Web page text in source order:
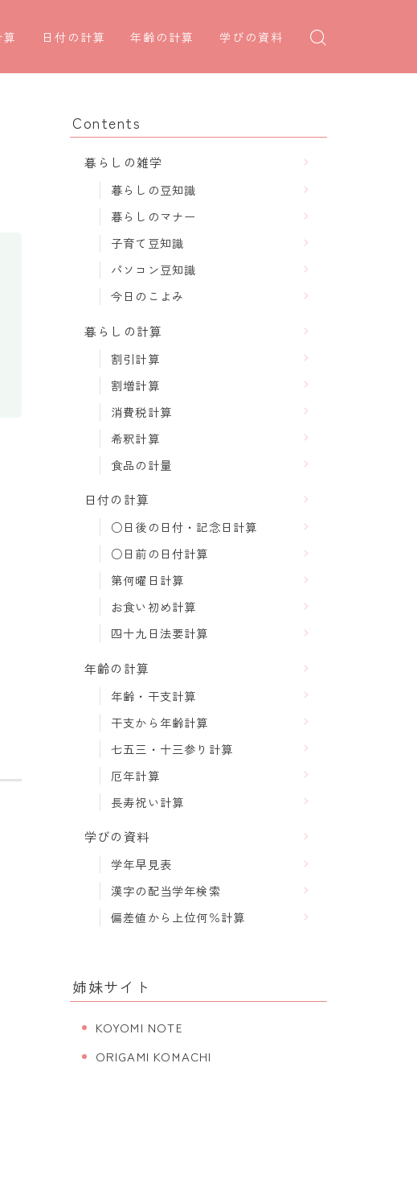
日付の計算
○日後の日付・記念日計算
四十九日法要計算
年齢の計算
年齢・干支計算
長寿祝い計算
学びの資料
学年早見表
Contents
暮らしの雑学
暮らしの豆知識
暮らしのマナー
子育て豆知識
パソコン豆知識
今日のこよみ
暮らしの計算
割引計算
割増計算
消費税計算
希釈計算
食品の計量
日付の計算
○日後の日付・記念日計算
○日前の日付計算
第何曜日計算
お食い初め計算
四十九日法要計算
年齢の計算
年齢・干支計算
干支から年齢計算
七五三・十三参り計算
厄年計算
長寿祝い計算
学びの資料
学年早見表
漢字の配当学年検索
偏差値から上位何％計算
姉妹サイト
KOYOMI NOTE
ORIGAMI KOMACHI